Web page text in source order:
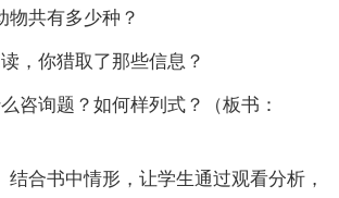
物共有多少种？
读，你猎取了那些信息？
么咨询题？如何样列式？（板书：
结合书中情形，让学生通过观看分析，